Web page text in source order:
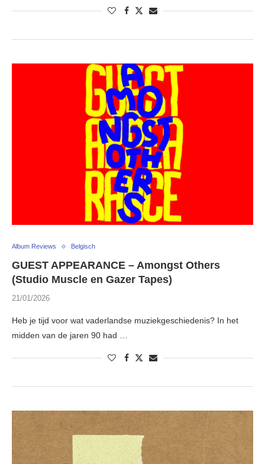
Album Reviews Belgisch
GUEST APPEARANCE – Amongst Others
(Studio Muscle en Gazer Tapes)
21/01/2026
Heb je tijd voor wat vaderlandse muziekgeschiedenis? In het
midden van de jaren 90 had …